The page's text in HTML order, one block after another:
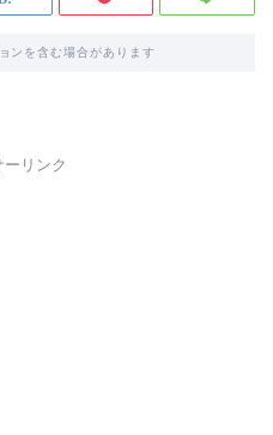
ンを含む場合があります
ーリンク